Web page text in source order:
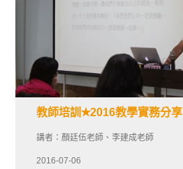
教師培訓✭2016教學實務分享
講者：顏廷伍老師、李建成老師
2016-07-06